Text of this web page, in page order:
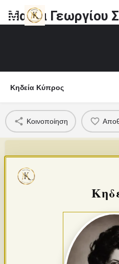
Μαρία Γεωργίου
Κηδεία Κύπρος
Κοινοποίηση